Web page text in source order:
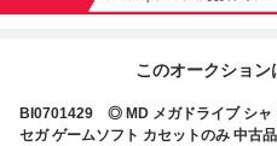
このオークショ
BI0701429 ◎ MD メガドライブ シャ
セガ ゲームソフト カセットのみ 中古